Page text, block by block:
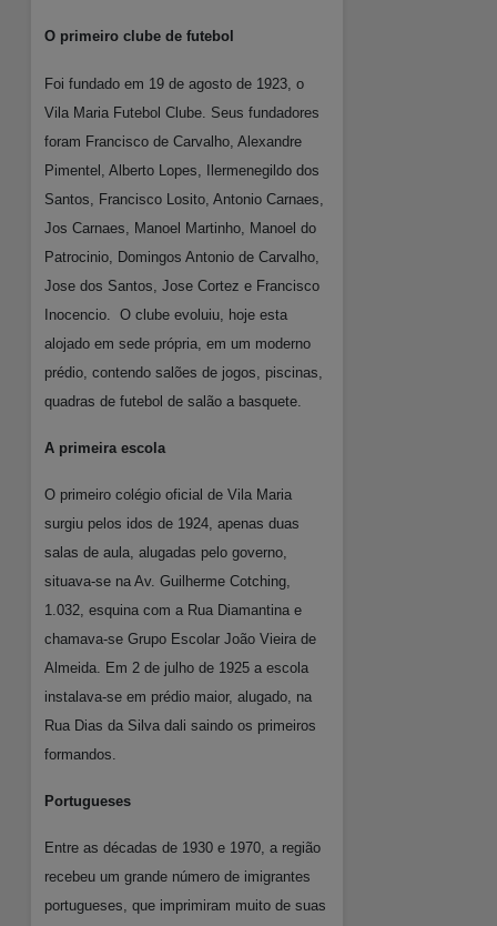
O primeiro clube de futebol
Foi fundado em 19 de agosto de 1923, o
Vila Maria Futebol Clube. Seus fundadores
foram Francisco de Carvalho, Alexandre
Pimentel, Alberto Lopes, Ilermenegildo dos
Santos, Francisco Losito, Antonio Carnaes,
Jos Carnaes, Manoel Martinho, Manoel do
Patrocinio, Domingos Antonio de Carvalho,
Jose dos Santos, Jose Cortez e Francisco
Inocencio.
O clube evoluiu, hoje esta
alojado em sede própria, em um moderno
prédio, contendo salões de jogos, piscinas,
quadras de futebol de salão a basquete.
A primeira escola
O primeiro colégio oficial de Vila Maria
surgiu pelos idos de 1924, apenas duas
salas de aula, alugadas pelo governo,
situava-se na Av. Guilherme Cotching,
1.032, esquina com a Rua Diamantina e
chamava-se Grupo Escolar João Vieira de
Almeida. Em 2 de julho de 1925 a escola
instalava-se em prédio maior, alugado, na
Rua Dias da Silva dali saindo os primeiros
formandos.
Portugueses
Entre as décadas de 1930 e 1970, a região
recebeu um grande número de imigrantes
portugueses, que imprimiram muito de suas